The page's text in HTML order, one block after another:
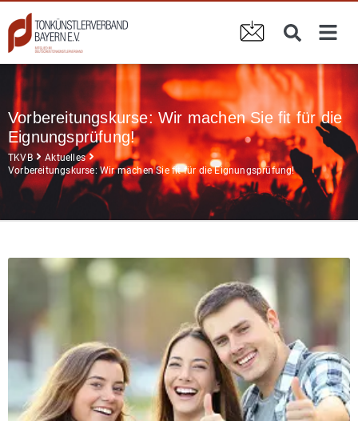
Vorbereitungskurse: Wir machen Sie fit für die
Eignungsprüfung!
TKVB
Aktuelles
Vorbereitungskurse: Wir machen Sie fit für die Eignungsprüfung!